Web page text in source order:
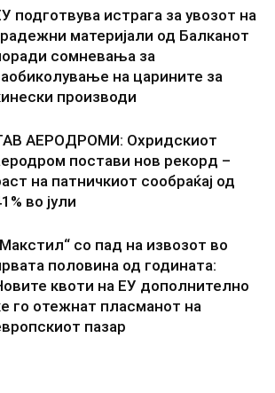
подготвува истрага за увозот на
материјали од Балканот
сомневања за
на царините за
производи
АЕРОДРОМИ: Охридскиот
постави нов рекорд –
на патничкиот сообраќај од
во јули
со пад на извозот во
половина од годината:
квоти на ЕУ дополнително
го отежнат пласманот на
пазар